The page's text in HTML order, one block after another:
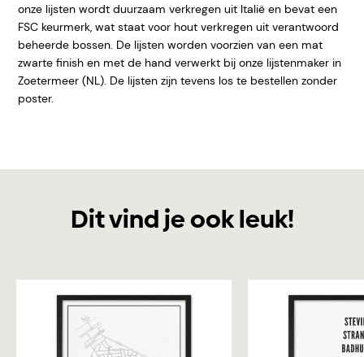
onze lijsten wordt duurzaam verkregen uit Italië en bevat een
FSC keurmerk, wat staat voor hout verkregen uit verantwoord
beheerde bossen. De lijsten worden voorzien van een mat
zwarte finish en met de hand verwerkt bij onze lijstenmaker in
Zoetermeer (NL). De lijsten zijn tevens los te bestellen zonder
poster.
Dit vind je ook leuk!